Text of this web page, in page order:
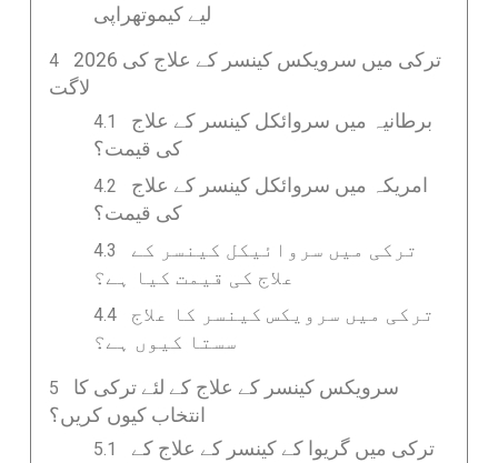
لیے کیموتھراپی
ترکی میں سرویکس کینسر کے علاج کی 2026
لاگت
برطانیہ میں سروائکل کینسر کے علاج
کی قیمت؟
امریکہ میں سروائکل کینسر کے علاج
کی قیمت؟
ترکی میں سروائیکل کینسر کے
علاج کی قیمت کیا ہے؟
ترکی میں سرویکس کینسر کا علاج
سستا کیوں ہے؟
سرویکس کینسر کے علاج کے لئے ترکی کا
انتخاب کیوں کریں؟
ترکی میں گریوا کے کینسر کے علاج کے